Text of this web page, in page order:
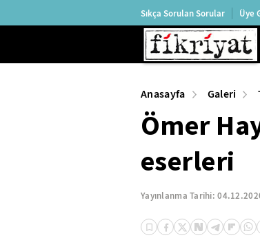
Sıkça Sorulan Sorular Üye
Anasayfa Galeri
Ömer
eserleri
Yayınlanma Tarihi: